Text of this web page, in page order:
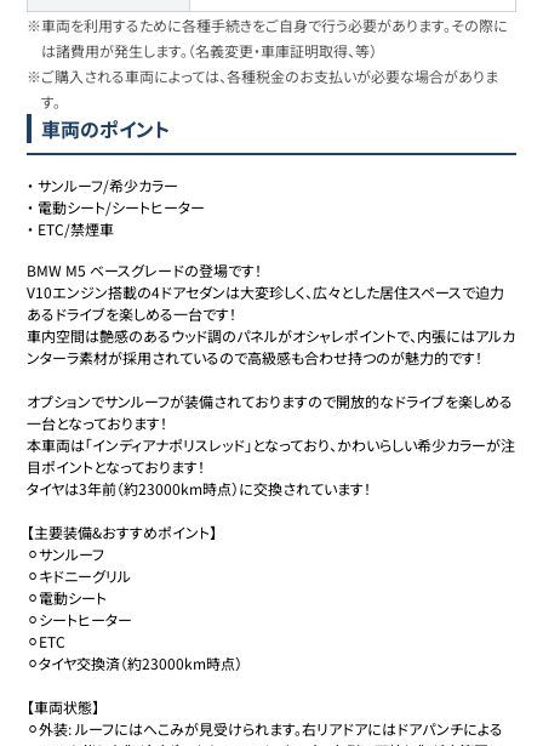
※車両を利用するために各種手続きをご自身で行う必要があります。その際に
は諸費用が発生します。（名義変更・車庫証明取得、等）
※ご購入される車両によっては、各種税金のお支払いが必要な場合がありま
す。
車両のポイント
・サンルーフ/希少カラー
・電動シート/シートヒーター
・ ETC/禁煙車
BMW M5 ベースグレードの登場です！
V10エンジン搭載の4ドアセダンは大変珍しく、広々とした居住スペースで迫力
あるドライブを楽しめる一台です！
車内空間は艶感のあるウッド調のパネルがオシャレポイントで、内張にはアルカ
ンターラ素材が採用されているので高級感も合わせ持つのが魅力的です！
オプションでサンルーフが装備されておりますので開放的なドライブを楽しめる
一台となっております！
本車両は「インディアナポリスレッド」となっており、かわいらしい希少カラーが注
目ポイントとなっております！
タイヤは3年前（約23000km時点）に交換されています！
【主要装備&おすすめポイント】
⚪︎サンルーフ
⚪︎キドニーグリル
⚪︎電動シート
⚪︎シートヒーター
⚪︎ETC
⚪︎タイヤ交換済（約23000km時点）
【車両状態】
⚪︎外装: ルーフにはへこみが見受けられます。右リアドアにはドアパンチによる